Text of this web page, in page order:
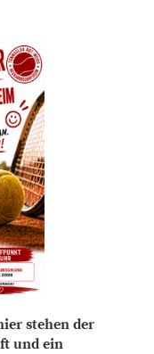
stehen der
und ein